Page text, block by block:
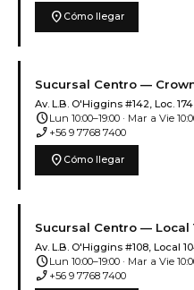
location_on Cómo llegar
Sucursal Centro —
Av. L.B. O'Higgins #142, Loc. 174
scheduleLun 10:00–19:00 · Mar a Vie
phone_enabled +56 9 7768 7400
location_on Cómo llegar
Sucursal Centro — Local
Av. L.B. O'Higgins #108, Local
scheduleLun 10:00–19:00 · Mar a Vie
phone_enabled +56 9 7768 7400